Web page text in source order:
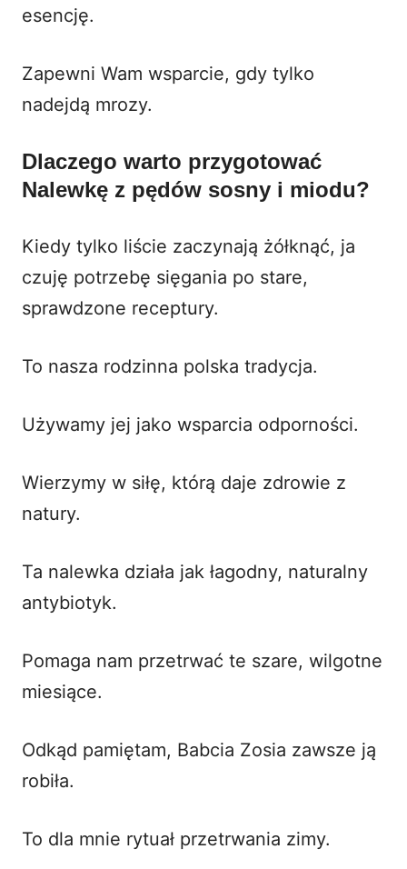
esencję.
Zapewni Wam wsparcie, gdy tylko
nadejdą mrozy.
Dlaczego warto przygotować
Nalewkę z pędów sosny i miodu?
Kiedy tylko liście zaczynają żółknąć, ja
czuję potrzebę sięgania po stare,
sprawdzone receptury.
To nasza rodzinna polska tradycja.
Używamy jej jako wsparcia odporności.
Wierzymy w siłę, którą daje zdrowie z
natury.
Ta nalewka działa jak łagodny, naturalny
antybiotyk.
Pomaga nam przetrwać te szare, wilgotne
miesiące.
Odkąd pamiętam, Babcia Zosia zawsze ją
robiła.
To dla mnie rytuał przetrwania zimy.